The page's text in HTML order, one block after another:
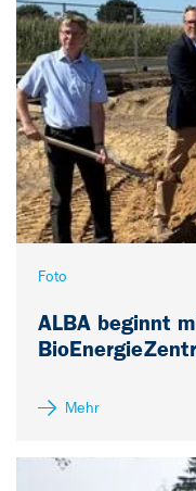
Foto
ALBA beginnt
Mehr